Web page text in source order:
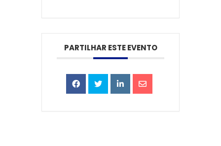
PARTILHAR ESTE EVENTO